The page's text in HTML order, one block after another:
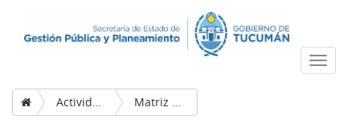
Actividades
Matriz estratégica de iniciativas públicas y proyectos de investigación